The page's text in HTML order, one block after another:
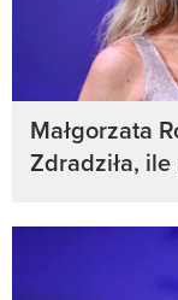
Małgorzata
Zdradziła,